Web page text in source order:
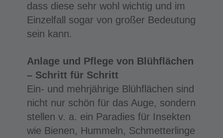
dass diese sehr wohl wichtig und im
Einzelfall sogar von großer Bedeutung
sein kann.
Anlage und Pflege von Blühflächen
– Schritt für Schritt
Ein- und mehrjährige Blühflächen sind
nicht nur schön für das Auge, sondern
stellen v. a. ein Paradies für Insekten
wie Bienen, Hummeln, Schmetterlinge